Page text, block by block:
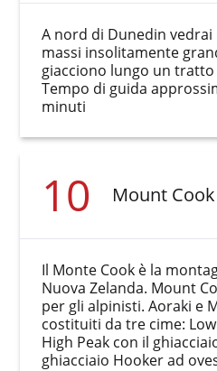
A nord di Dunedin
massi insolitamente
giacciono lungo un tratto
Tempo di guida
minuti
10 Mount Cook
Il Monte Cook è la
Nuova Zelanda. Mount
per gli alpinisti. Aoraki e
costituiti da tre cime:
High Peak con il
ghiacciaio Hooker ad